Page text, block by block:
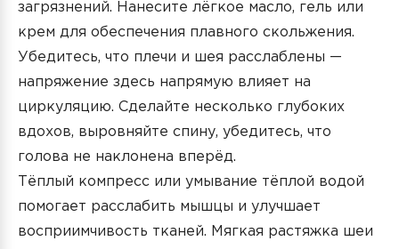
загрязнений. Нанесите лёгкое масло, гель или
крем для обеспечения плавного скольжения.
Убедитесь, что плечи и шея расслаблены —
напряжение здесь напрямую влияет на
циркуляцию. Сделайте несколько глубоких
вдохов, выровняйте спину, убедитесь, что
голова не наклонена вперёд.
Тёплый компресс или умывание тёплой водой
помогает расслабить мышцы и улучшает
восприимчивость тканей. Мягкая растяжка шеи